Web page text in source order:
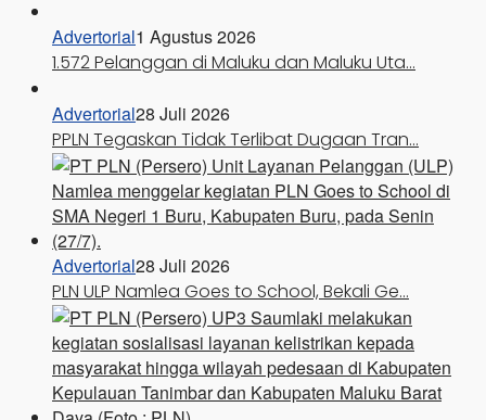
Advertorial1 Agustus 2026
1.572 Pelanggan di Maluku dan Maluku Uta…
Advertorial28 Juli 2026
PPLN Tegaskan Tidak Terlibat Dugaan Tran…
Advertorial28 Juli 2026
PLN ULP Namlea Goes to School, Bekali Ge…